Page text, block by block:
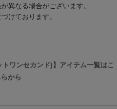
異なる場合がございます。
けております。
ワンセカンド)】アイテム一覧はこ
から